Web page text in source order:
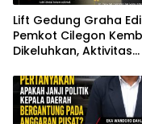
Lift Gedung Graha Edi
Pemkot Cilegon
Dikeluhkan, Aktivitas
Terganggu